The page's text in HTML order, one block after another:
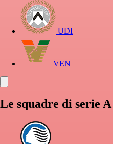
UDI
VEN
Le squadre di serie A